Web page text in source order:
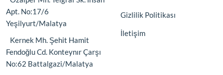
Apt. No:17/6
Yeşilyurt/Malatya
Kernek Mh. Şehit Hamit
Fendoğlu Cd. Konteynır Çarşı
No:62 Battalgazi/Malatya
Gizlilik Politikası
İletişim